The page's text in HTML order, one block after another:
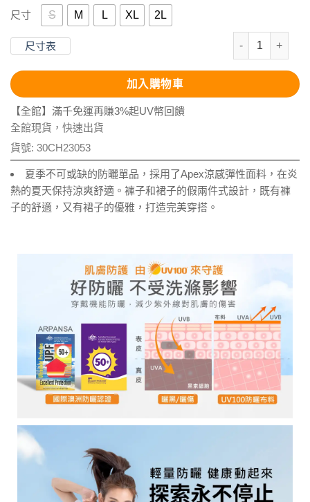
尺寸 S M L XL 2L
尺寸表
抗UV-Apex涼
加入購物車
【全館】滿千免運再賺3%起UV幣回饋
全館現貨，快速出貨
貨號: 30CH23053
夏季不可或缺的防曬單品，採用了Apex涼感彈性面料，在炎
熱的夏天保持涼爽舒適。褲子和裙子的假兩件式設計，既有褲
子的舒適，又有裙子的優雅，打造完美穿搭。